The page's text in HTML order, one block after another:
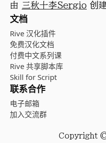
由 三秋十李Sergio 创
文档
Rive 汉化插件
免费汉化文档
付费中文系列课
Rive 共享脚本库
Skill for Script
联系合作
电子邮箱
加入交流群
Copyright